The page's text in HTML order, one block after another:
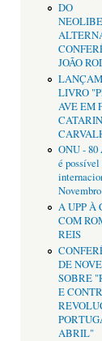
DO
JOÃO
LIVRO
AVE EM
ONU - 80
é
A UPP À
COM
REIS
DE
SOBRE
E
ABRIL"